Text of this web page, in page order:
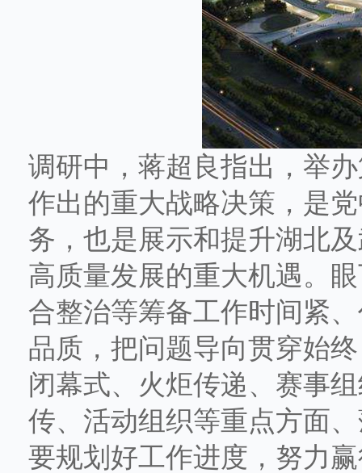
调研中，蒋超良指出，举
作出的重大战略决策，是
务，也是展示和提升湖北
高质量发展的重大机遇。
合整治等筹备工作时间紧
品质，把问题导向贯穿始
闭幕式、火炬传递、赛事
传、活动组织等重点方面
要规划好工作进度，努力